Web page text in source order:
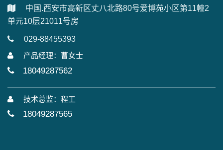
中国.西安市高新区丈八北路80号爱博苑小区第11幢2
单元10层21011号房
029-88455393
产品经理：曹女士
18049287562
技术总监：程工
18049287565